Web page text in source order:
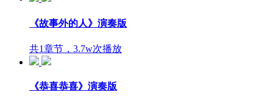
《故事外的人》演奏版
共1章节，3.7w次播放
《恭喜恭喜》演奏版